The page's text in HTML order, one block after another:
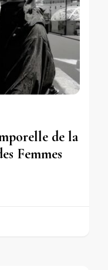
de la
Femmes